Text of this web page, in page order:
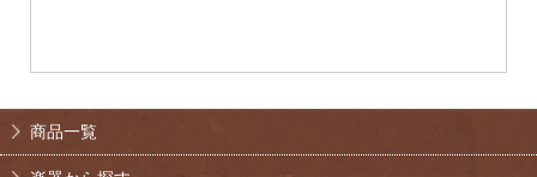
商品一覧